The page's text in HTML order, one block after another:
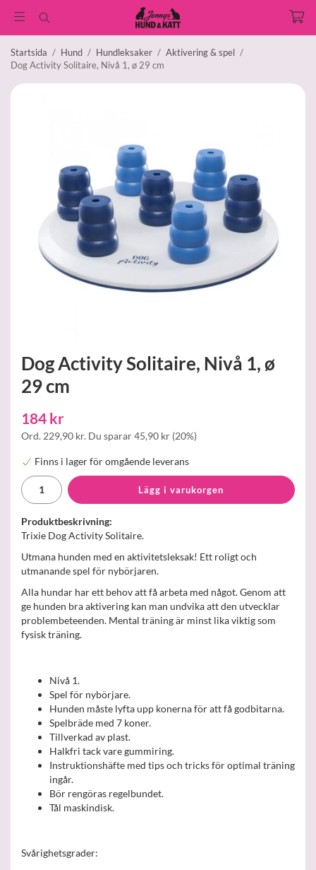
Startsida / Hund / Hundleksaker / Aktivering & spel /
Dog Activity Solitaire, Nivå 1, ø 29 cm
Dog Activity Solitaire, Nivå 1, ø
29 cm
184 kr
Ord. 229,90 kr. Du sparar45,90 kr (20%)
Finns i lager för omgående leverans
Lägg i varukorgen
Produktbeskrivning:
Trixie Dog Activity Solitaire.
Utmana hunden med en aktivitetsleksak! Ett roligt och
utmanande spel för nybörjaren.
Alla hundar har ett behov att få arbeta med något. Genom att
ge hunden bra aktivering kan man undvika att den utvecklar
problembeteenden. Mental träning är minst lika viktig som
fysisk träning.
Nivå 1.
Spel för nybörjare.
Hunden måste lyfta upp konerna för att få godbitarna.
Spelbräde med 7 koner.
Tillverkad av plast.
Halkfri tack vare gummiring.
Instruktionshäfte med tips och tricks för optimal träning
ingår.
Bör rengöras regelbundet.
Tål maskindisk.
Svårighetsgrader: